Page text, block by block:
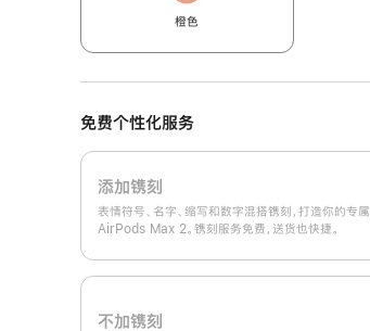
橙色
免费个性化服务
添加镌刻
表情符号、名字、缩写和数字混搭镌刻，打造你的专属
AirPods Max 2。镌刻服务免费，送货也快捷。
不加镌刻